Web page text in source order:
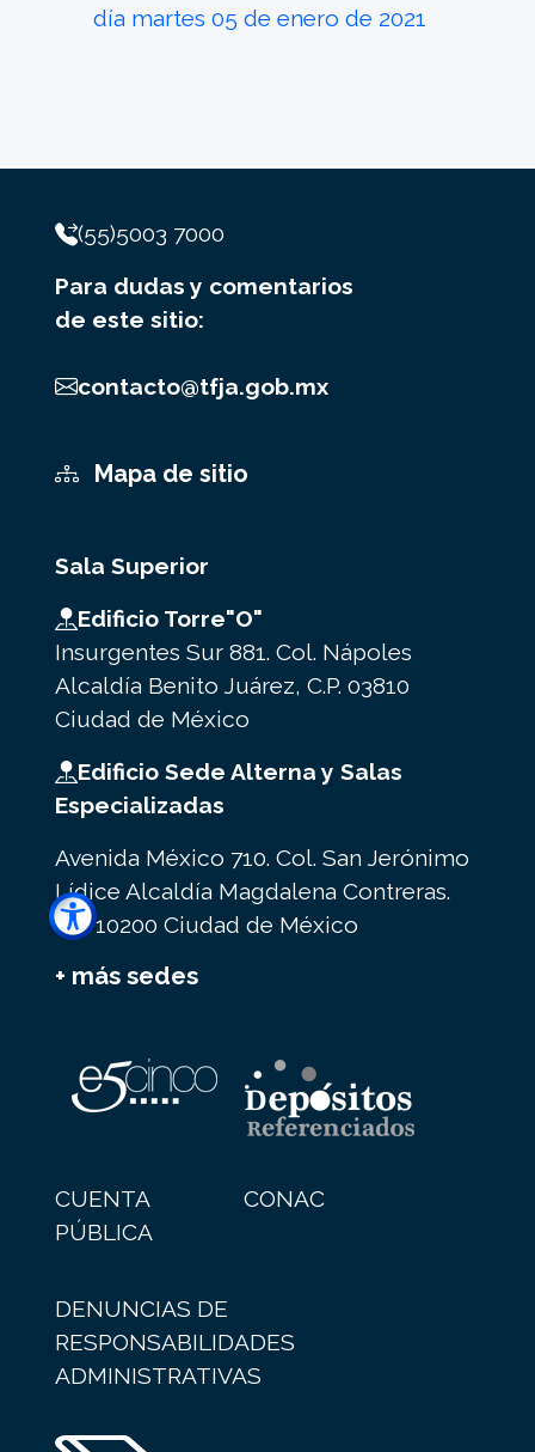
día martes 05 de enero de 2021
(55)5003 7000
Para dudas y comentarios
de este sitio:
contacto@tfja.gob.mx
Mapa de sitio
Sala Superior
Edificio Torre"O"
Insurgentes Sur 881. Col. Nápoles
Alcaldía Benito Juárez, C.P. 03810
Ciudad de México
Edificio Sede Alterna y Salas
Especializadas
Avenida México 710. Col. San Jerónimo
Lídice Alcaldía Magdalena Contreras.
C.P. 10200 Ciudad de México
+ más sedes
CUENTA
PÚBLICA
CONAC
DENUNCIAS DE
RESPONSABILIDADES
ADMINISTRATIVAS